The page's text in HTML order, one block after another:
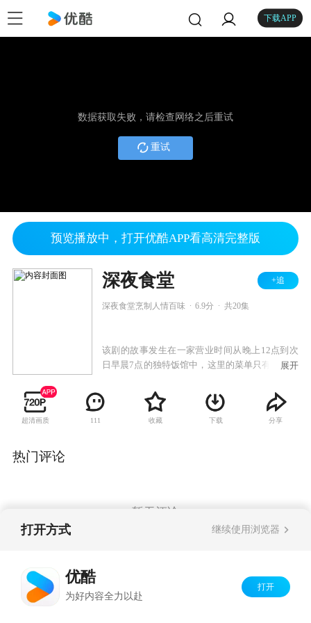
下载APP
数据获取失败，请检查网络之后重试
重试
预览播放中，打开优酷APP看高清完整版
深夜食堂 +追
深夜食堂烹制人情百味 6.9分 共20集
该剧的故事发生在一家营业时间从晚上12点到次
日早晨7点的独特饭馆中，这里的菜单只有大肉味
用现有食材做出各种料理，而且他还会和客人一
起带出一个个充满人情味的故事。
展开
超清画质 111 收藏 下载 分享
热门评论
暂无评论
打开方式 继续使用浏览器
优酷
为好内容全力以赴
打开